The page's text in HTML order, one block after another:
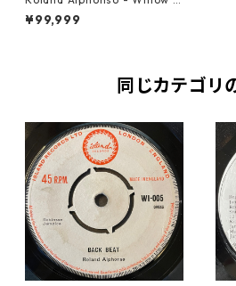
eep【7-21701】
¥99,999
同じカテゴリ